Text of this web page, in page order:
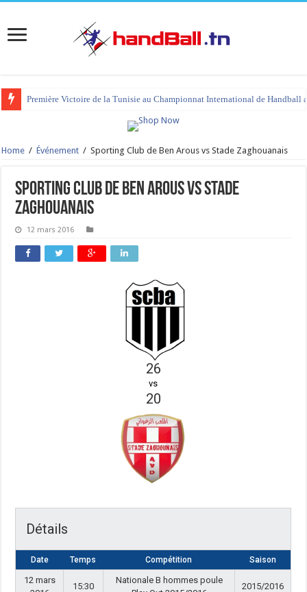
Première Victoire de la Tunisie au Championnat International de Handball
Home / Événement / Sporting Club de Ben Arous vs Stade Zaghouanais
Sporting Club de Ben Arous vs Stade
Zaghouanais
12 mars 2016
26
vs
20
Détails
Date Temps Compétition Saison
12 mars
15:30
Nationale B hommes poule
2015/2016